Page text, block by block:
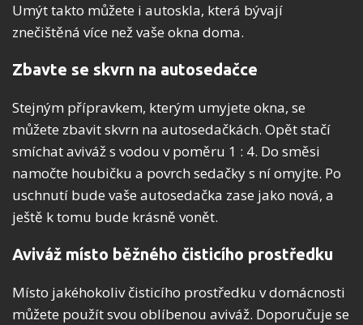
Umýt takto můžete i autoskla, která bývají
znečištěná více než vaše okna doma.
Zbavte se skvrn na autosedačce
Stejným přípravkem, kterým umyjete okna, se
můžete zbavit skvrn na autosedačkách. Opět stačí
smíchat aviváž s vodou v poměru 1 : 4. Do směsi
namočte houbičku a povrch sedačky s ní omyjte. Po
uschnutí bude vaše autosedačka zase jako nová, a
ještě k tomu bude krásně vonět.
Aviváž místo běžného čisticího prostředku
Místo jakéhokoliv čisticího prostředku v domácnosti
můžete použít svou oblíbenou aviváž. Doporučuje se